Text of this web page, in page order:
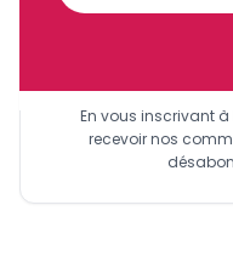
En vous inscrivant
recevoir nos